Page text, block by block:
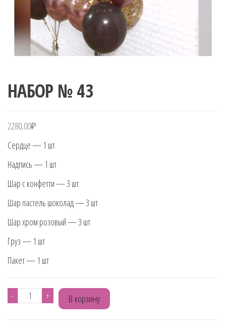
НАБОР № 43
2280,00₽
Сердце — 1 шт
Надпись — 1 шт
Шар с конфетти — 3 шт
Шар пастель шоколад — 3 шт
Шар хром розовый — 3 шт
Груз — 1 шт
Пакет — 1 шт
-
Количество
+ В корзину